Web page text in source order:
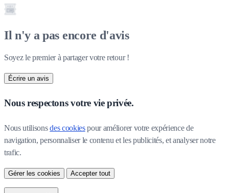
Il n'y a pas encore d'avis
Soyez le premier à partager votre retour !
Écrire un avis
Nous respectons votre vie privée.
Nous utilisons des cookies pour améliorer votre expérience de
navigation, personnaliser le contenu et les publicités, et analyser notre
trafic.
Gérer les cookies Accepter tout